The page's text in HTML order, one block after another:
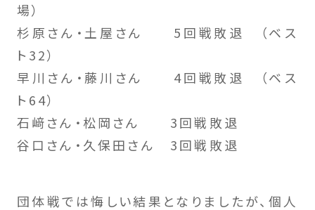
場）
杉原さん・土屋さん 5回戦敗退 （ベス
ト32）
早川さん・藤川さん 4回戦敗退 （ベス
ト64）
石﨑さん・松岡さん 3回戦敗退
谷口さん・久保田さん 3回戦敗退
団体戦では悔しい結果となりましたが、個人